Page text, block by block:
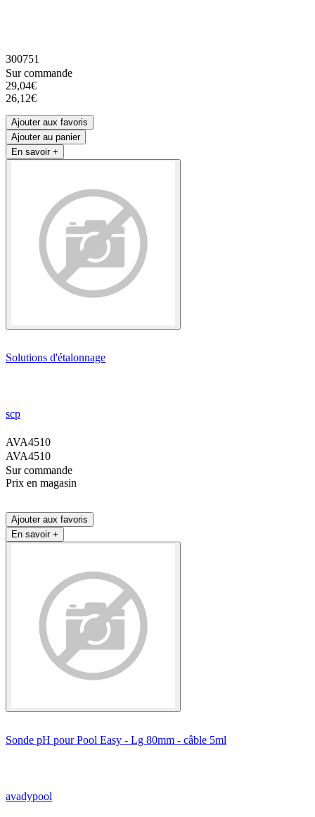
300751
Sur commande
29,04€
26,12€
Ajouter aux favoris
Ajouter au panier
En savoir +
Solutions d'étalonnage
scp
AVA4510
AVA4510
Sur commande
Prix en magasin
Ajouter aux favoris
En savoir +
Sonde pH pour Pool Easy - Lg 80mm - câble 5ml
avadypool